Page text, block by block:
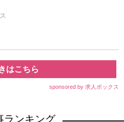
はこちら
sponsored by 求人ボックス
ランキング